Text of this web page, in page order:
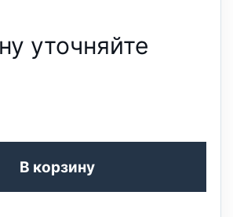
уточняйте
В корзину